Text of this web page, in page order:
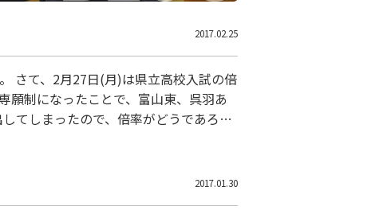
2017.02.25
さて、2月27日(月)は県立高校入試の倍
願制になったことで、富山東、呉羽あ
てしまったので、倍率がどうであろう
2017.01.30